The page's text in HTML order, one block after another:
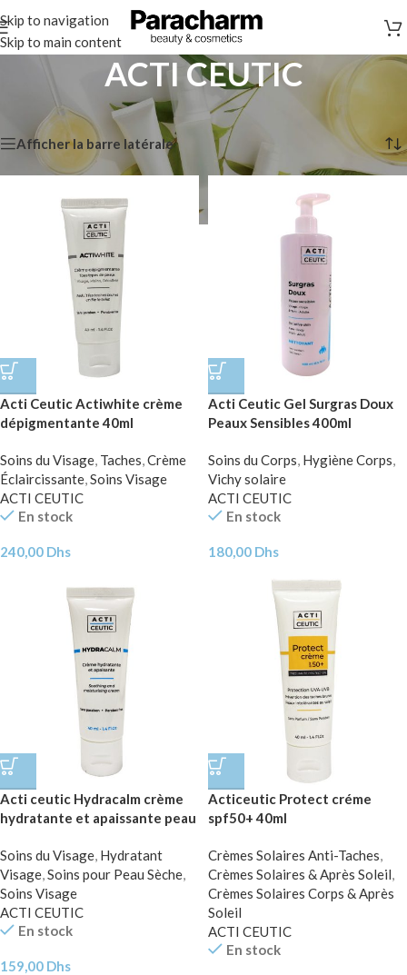
Skip to navigation
Skip to main content
ACTI CEUTIC
Marques /ACTI CEUTIC
Afficher la barre latérale
Acti Ceutic Actiwhite crème
dépigmentante 40ml
Soins du Visage, Taches,Crème
Éclaircissante,Soins Visage
ACTI CEUTIC
En stock
240,00 Dhs
Acti Ceutic Gel Surgras Doux
Peaux Sensibles 400ml
Soins du Corps, Hygiène Corps,
Vichy solaire
ACTI CEUTIC
En stock
180,00 Dhs
Acti ceutic Hydracalm crème
hydratante et apaissante peau
Soins du Visage, Hydratant
Visage,Soins pour Peau Sèche,
Soins Visage
ACTI CEUTIC
En stock
159,00 Dhs
Acticeutic Protect créme
spf50+ 40ml
Crèmes Solaires Anti-Taches,
Crèmes Solaires & Après Soleil,
Crèmes Solaires Corps & Après
Soleil
ACTI CEUTIC
En stock